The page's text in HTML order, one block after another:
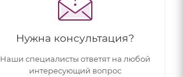
Нужна консультация?
Наши специалисты ответят на любой
интересующий вопрос